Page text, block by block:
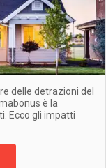
delle detrazioni del
è la
Ecco gli impatti